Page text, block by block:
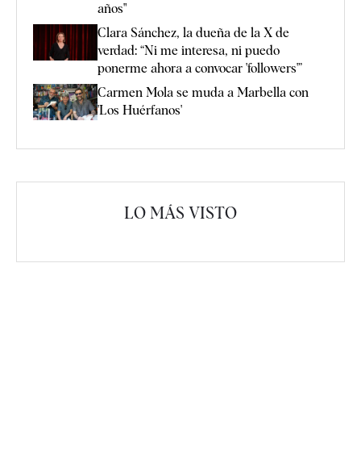
años"
Clara Sánchez, la dueña de la X de
verdad: “Ni me interesa, ni puedo
ponerme ahora a convocar 'followers'”
Carmen Mola se muda a Marbella con
'Los Huérfanos'
LO MÁS VISTO